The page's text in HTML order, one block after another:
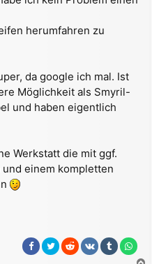
herumfahren zu
da google ich mal. Ist
Möglichkeit als Smyril-
und haben eigentlich
Werkstatt die mit ggf.
einem kompletten